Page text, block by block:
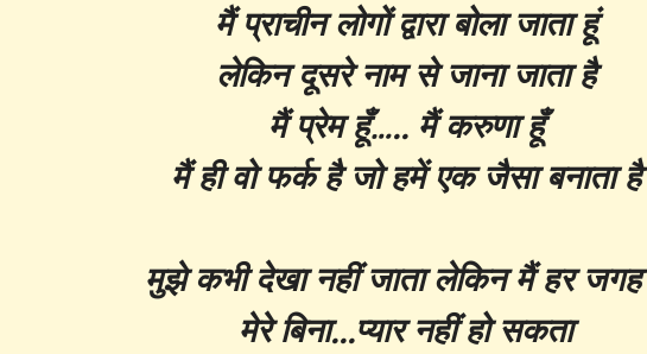
मैं प्राचीन लोगों द्वारा बोला जाता हूं
लेकिन दूसरे नाम से जाना जाता है
मैं प्रेम हूँ….. मैं करुणा हूँ
मैं ही वो फर्क है जो हमें एक जैसा बनाता है
मुझे कभी देखा नहीं जाता लेकिन मैं हर
मेरे बिना...प्यार नहीं हो सकता